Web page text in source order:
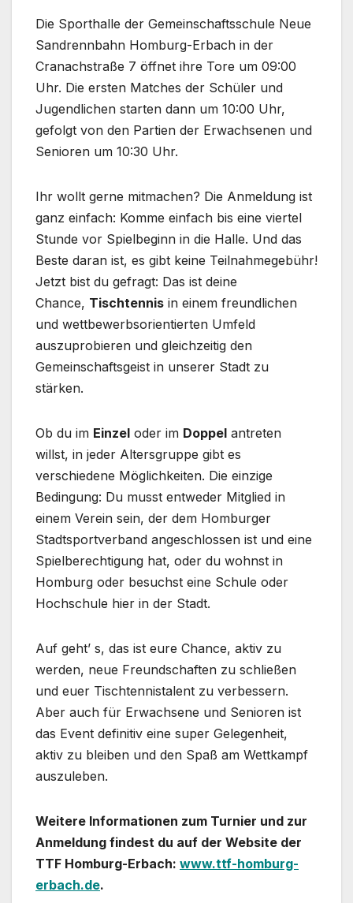
Die Sporthalle der Gemeinschaftsschule Neue
Sandrennbahn Homburg-Erbach in der
Cranachstraße 7 öffnet ihre Tore um 09:00
Uhr. Die ersten Matches der Schüler und
Jugendlichen starten dann um 10:00 Uhr,
gefolgt von den Partien der Erwachsenen und
Senioren um 10:30 Uhr.
Ihr wollt gerne mitmachen? Die Anmeldung ist
ganz einfach: Komme einfach bis eine viertel
Stunde vor Spielbeginn in die Halle. Und das
Beste daran ist, es gibt keine Teilnahmegebühr!
Jetzt bist du gefragt: Das ist deine
Chance, Tischtennis in einem freundlichen
und wettbewerbsorientierten Umfeld
auszuprobieren und gleichzeitig den
Gemeinschaftsgeist in unserer Stadt zu
stärken.
Ob du im Einzel oder im Doppel antreten
willst, in jeder Altersgruppe gibt es
verschiedene Möglichkeiten. Die einzige
Bedingung: Du musst entweder Mitglied in
einem Verein sein, der dem Homburger
Stadtsportverband angeschlossen ist und eine
Spielberechtigung hat, oder du wohnst in
Homburg oder besuchst eine Schule oder
Hochschule hier in der Stadt.
Auf geht’ s, das ist eure Chance, aktiv zu
werden, neue Freundschaften zu schließen
und euer Tischtennistalent zu verbessern.
Aber auch für Erwachsene und Senioren ist
das Event definitiv eine super Gelegenheit,
aktiv zu bleiben und den Spaß am Wettkampf
auszuleben.
Weitere Informationen zum Turnier und zur
Anmeldung findest du auf der Website der
TTF Homburg-Erbach: www.ttf-homburg-
erbach.de.